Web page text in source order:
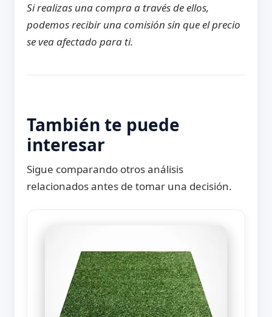
Si realizas una compra a través de ellos,
podemos recibir una comisión sin que el precio
se vea afectado para ti.
También te puede
interesar
Sigue comparando otros análisis
relacionados antes de tomar una decisión.